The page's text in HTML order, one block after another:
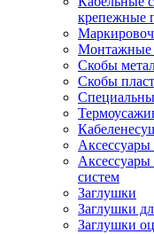
крепежные
Монтажные
Скобы
Скобы
Аксессуары
систем
Заглушки
Заглушки
Заглушки